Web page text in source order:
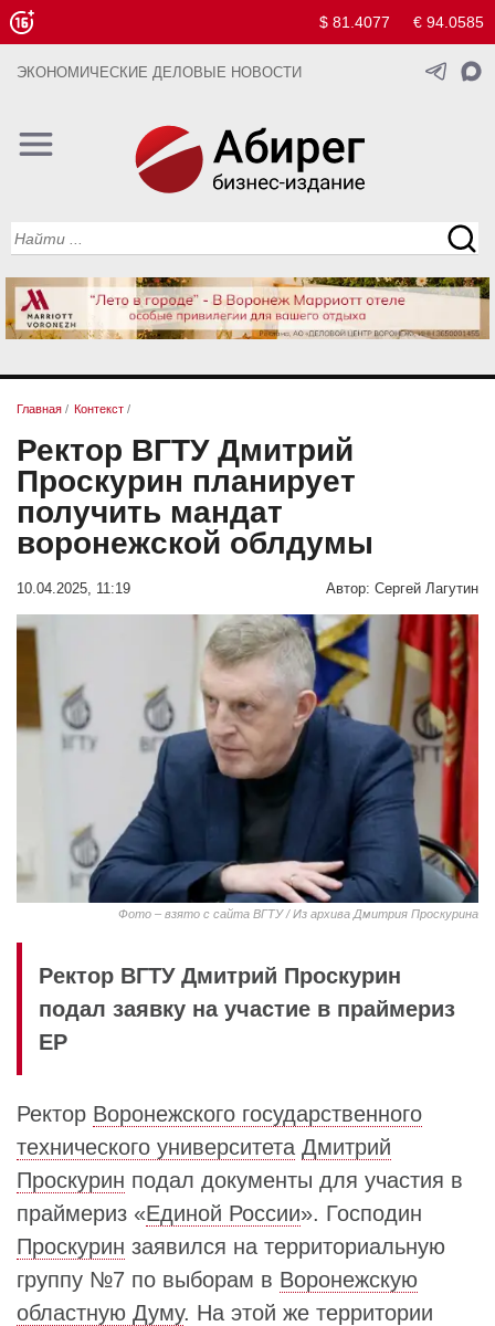
$ 81.4077 € 94.0585
ЭКОНОМИЧЕСКИЕ ДЕЛОВЫЕ НОВОСТИ
Главная / Контекст /
Ректор ВГТУ Дмитрий
Проскурин планирует
получить мандат
воронежской облдумы
10.04.2025, 11:19 Автор: Сергей Лагутин
Фото – взято с сайта ВГТУ / Из архива Дмитрия Проскурина
Ректор ВГТУ Дмитрий Проскурин
подал заявку на участие в праймериз
ЕР
Ректор Воронежского государственного
технического университета Дмитрий
Проскурин подал документы для участия в
праймериз «Единой России». Господин
Проскурин заявился на территориальную
группу №7 по выборам в Воронежскую
областную Думу. На этой же территории